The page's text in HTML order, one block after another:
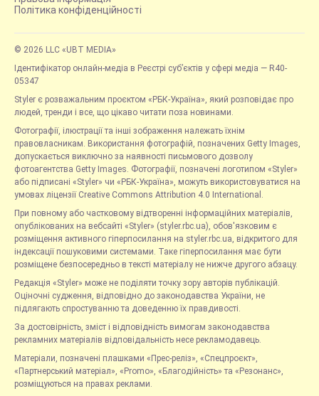
Політика конфіденційності
© 2026 LLC «UBT MEDIA»
Ідентифікатор онлайн-медіа в Реєстрі суб’єктів у сфері медіа — R40-
05347
Styler є розважальним проєктом «РБК-Україна», який розповідає про
людей, тренди і все, що цікаво читати поза новинами.
Фотографії, ілюстрації та інші зображення належать їхнім
правовласникам. Використання фотографій, позначених Getty Images,
допускається виключно за наявності письмового дозволу
фотоагентства Getty Images. Фотографії, позначені логотипом «Styler»
або підписані «Styler» чи «РБК-Україна», можуть використовуватися на
умовах ліцензії Creative Commons Attribution 4.0 International.
При повному або частковому відтворенні інформаційних матеріалів,
опублікованих на вебсайті «Styler» (styler.rbc.ua), обов'язковим є
розміщення активного гіперпосилання на styler.rbc.ua, відкритого для
індексації пошуковими системами. Таке гіперпосилання має бути
розміщене безпосередньо в тексті матеріалу не нижче другого абзацу.
Редакція «Styler» може не поділяти точку зору авторів публікацій.
Оціночні судження, відповідно до законодавства України, не
підлягають спростуванню та доведенню їх правдивості.
За достовірність, зміст і відповідність вимогам законодавства
рекламних матеріалів відповідальність несе рекламодавець.
Матеріали, позначені плашками «Прес-реліз», «Спецпроєкт»,
«Партнерський матеріал», «Promo», «Благодійність» та «Резонанс»,
розміщуються на правах реклами.